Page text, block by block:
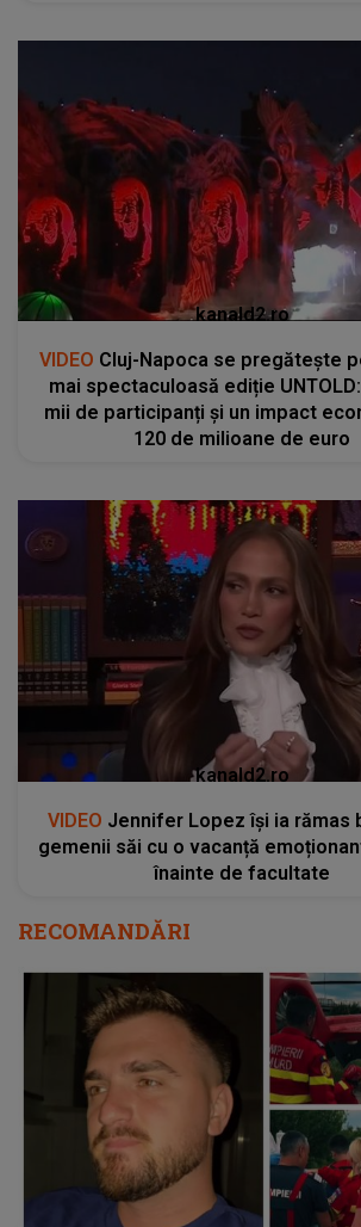
kanald2.ro
VIDEO Cluj-Napoca se pregătește
mai spectaculoasă ediție
mii de participanți și un impact
120 de milioane de euro
kanald2.ro
VIDEO Jennifer Lopez își ia rămas
gemenii săi cu o vacanță
înainte de facultate
RECOMANDĂRI